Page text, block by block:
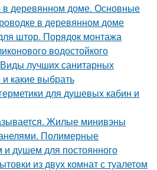
в деревянном доме. Основные
в деревянном доме
штор. Порядок монтажа
водостойкого
лучших санитарных
какие выбрать
для душевых кабин и
Жилые минивэны
Полимерные
и душем для постоянного
из двух комнат с туалетом